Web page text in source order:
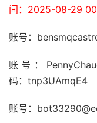
间：2025-08-29
账号：
账号：
码：tnp3UAmqE4
账号：